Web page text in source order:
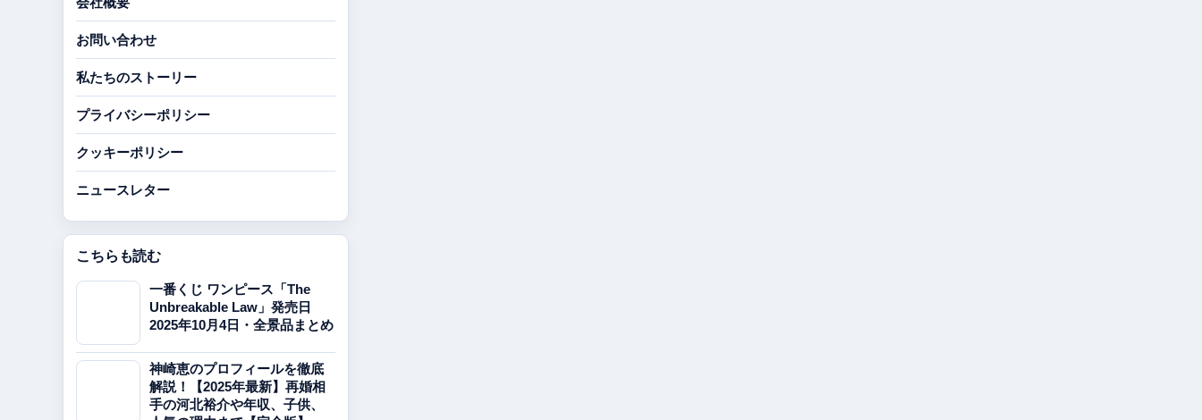
お問い合わせ
私たちのストーリー
プライバシーポリシー
クッキーポリシー
ニュースレター
こちらも読む
一番くじ ワンピース「The
Unbreakable Law」発売日
2025年10月4日・全景品まとめ
神崎恵のプロフィールを徹底
解説！【2025年最新】再婚相
手の河北裕介や年収、子供、